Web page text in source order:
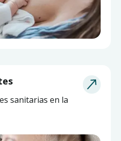
sanitarias en la